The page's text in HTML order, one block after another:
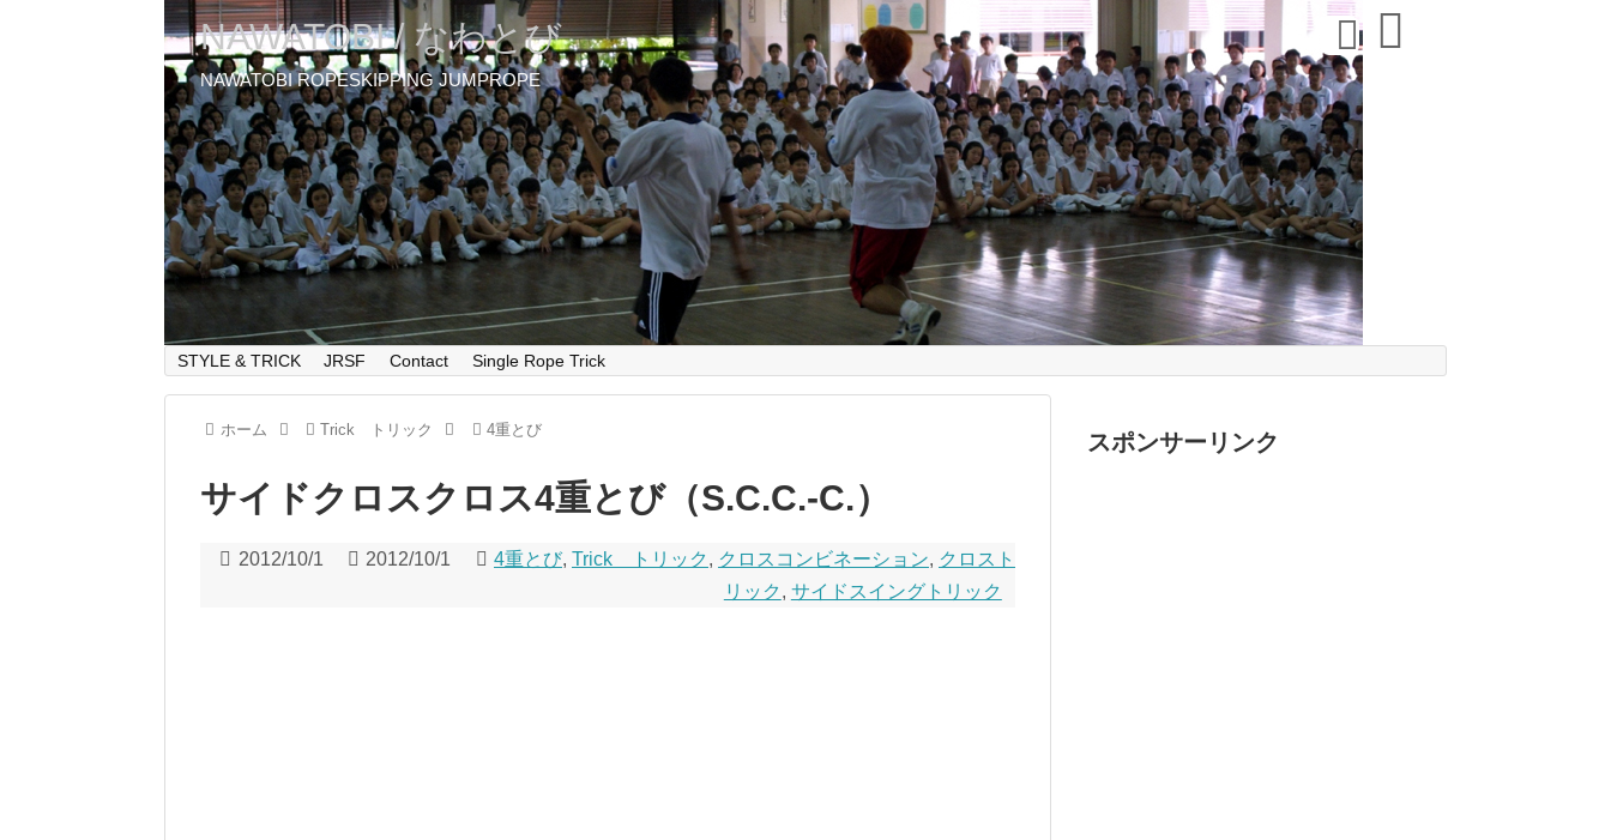
NAWATOBI / なわとび
NAWATOBI ROPESKIPPING JUMPROPE
STYLE & TRICK JRSF Contact Single Rope Trick
ホーム Trick トリック 4重とび
サイドクロスクロス4重とび（S.C.C.-C.）
2012/10/1 2012/10/1 4重とび, Trick トリック , クロスコンビネーション, クロスト
リック , サイドスイングトリック
スポンサーリンク